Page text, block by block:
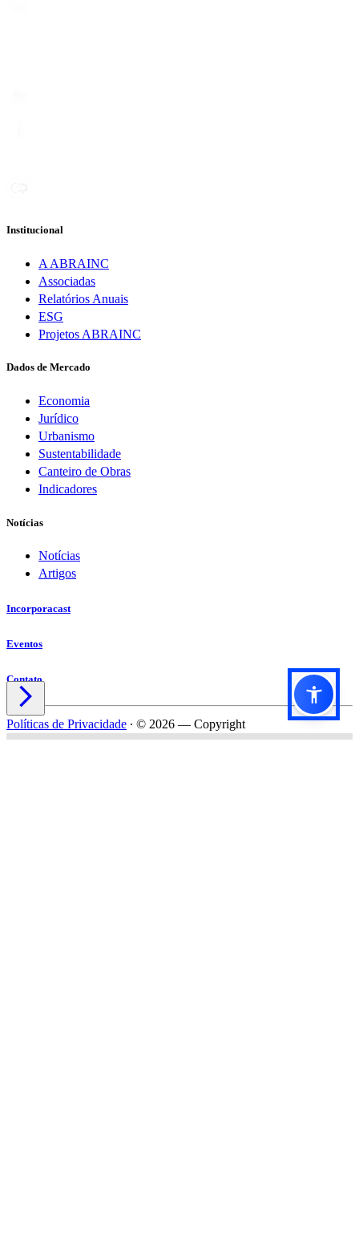
Institucional
A ABRAINC
Associadas
Relatórios Anuais
ESG
Projetos ABRAINC
Dados de Mercado
Economia
Jurídico
Urbanismo
Sustentabilidade
Canteiro de Obras
Indicadores
Notícias
Notícias
Artigos
Incorporacast
Eventos
Contato

Políticas de Privacidade ∙ © 2026 — Copyright